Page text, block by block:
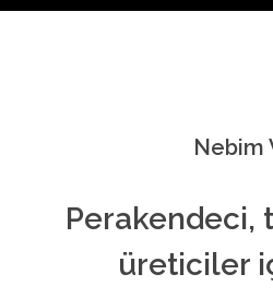
Nebim
Perakendeci,
üreticiler